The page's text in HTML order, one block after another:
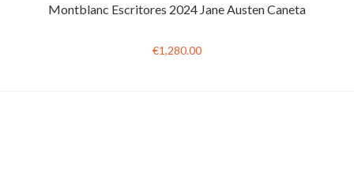
Montblanc Escritores 2024 Jane Austen Caneta
€1,280.00